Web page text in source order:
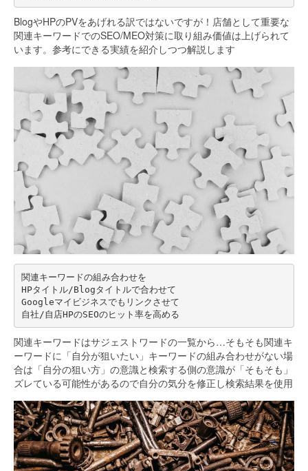
BlogやHPのPVをあげれる訳ではないですが！店舗として重要な
関連キーワードでのSEO/MEO対策に取り組み価値は上げられて
います。参考にできる実績を紹介しつつ解説します
関連キーワードの組み合わせを
HPタイトル/Blogタイトルで合わせて
Googleマイビジネスでもリンクさせて
自社/自店HPのSEOのヒット率を高める
関連キーワードはサジェストワードの一覧から…そもそも関連キ
ーワードに「自分が狙いたい」キーワードの組み合わせがない場
合は「自分の狙い方」の意識と検索する側の意識が「そもそも」
ズレている可能性があるので自分の気分を修正し検索結果を使用